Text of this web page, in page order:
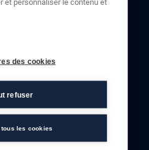
EN CONTACT
des cookies
refuser
tous les cookies